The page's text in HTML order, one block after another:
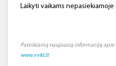
Laikyti vaikams
Pateikiamą naujausią informaciją
www.vvkt.lt